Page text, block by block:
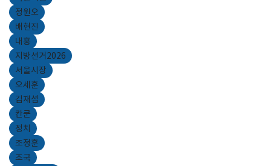
정원오
배현진
내홍
지방선거2026
서울시장
오세훈
김재섭
칸쿤
정치
조정훈
조국